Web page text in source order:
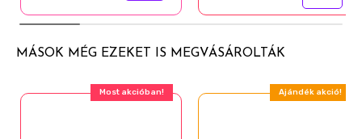
MÁSOK MÉG EZEKET IS MEGVÁSÁROLTÁK
Most akcióban! Ajándék akció!